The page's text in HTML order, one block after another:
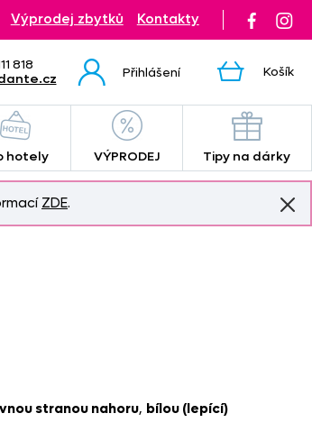
818
Přihlášení Košík
Výprodej zbytků Kontakty
hotely VÝPRODEJ Tipy na dárky
ZDE.
stranou nahoru, bílou (lepící)